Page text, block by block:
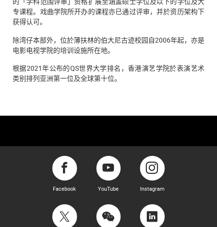
专课程。戏曲学院所开办的课程亦已通过评审，并於资历架构下
获得认可。
除湾仔本部外，位於薄扶林的伯大尼古迹校园自2006年起，亦是
电影电视学院的培训设施所在地。
根据2021年公布的QS世界大学排名，香港演艺学院於表演艺术
类别排列亚洲第一位及全球第十位。
Facebook YouTube Instagram